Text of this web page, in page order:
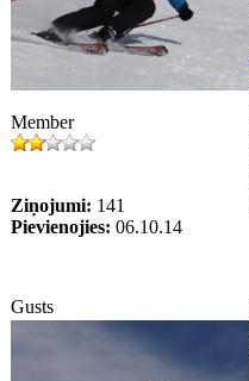
Member
Ziņojumi: 141
Pievienojies: 06.10.14
Gusts